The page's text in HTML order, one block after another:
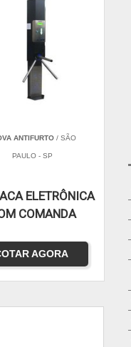
ANTIFURTO/ SÃO
PAULO - SP
ELETRÔNICA
COMANDA
AGORA